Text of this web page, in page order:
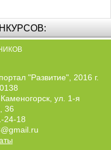
"Развитие", 2016 г.
ул. 1-я
36
24-18